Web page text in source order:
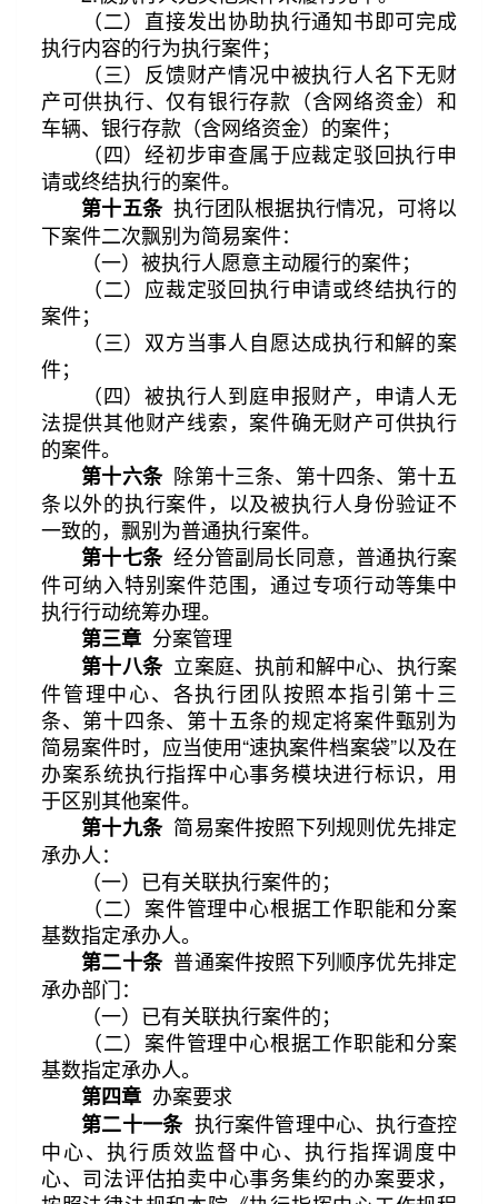
（二）直接发出协助执行通知书即可完成
执行内容的行为执行案件；
（三）反馈财产情况中被执行人名下无财
产可供执行、仅有银行存款（含网络资金）和
车辆、银行存款（含网络资金）的案件；
（四）经初步审查属于应裁定驳回执行申
请或终结执行的案件。
第十五条执行团队根据执行情况，可将以
下案件二次飘别为简易案件：
（一）被执行人愿意主动履行的案件；
（二）应裁定驳回执行申请或终结执行的
案件；
（三）双方当事人自愿达成执行和解的案
件；
（四）被执行人到庭申报财产，申请人无
法提供其他财产线索，案件确无财产可供执行
的案件。
第十六条除第十三条、第十四条、第十五
条以外的执行案件，以及被执行人身份验证不
一致的，飘别为普通执行案件。
第十七条经分管副局长同意，普通执行案
件可纳入特别案件范围，通过专项行动等集中
执行行动统筹办理。
第三章 分案管理
第十八条立案庭、执前和解中心、执行案
件管理中心、各执行团队按照本指引第十三
条、第十四条、第十五条的规定将案件甄别为
简易案件时，应当使用“速执案件档案袋”以及在
办案系统执行指挥中心事务模块进行标识，用
于区别其他案件。
第十九条简易案件按照下列规则优先排定
承办人：
（一）已有关联执行案件的；
（二）案件管理中心根据工作职能和分案
基数指定承办人。
第二十条普通案件按照下列顺序优先排定
承办部门：
（一）已有关联执行案件的；
（二）案件管理中心根据工作职能和分案
基数指定承办人。
第四章 办案要求
第二十一条执行案件管理中心、执行查控
中心、执行质效监督中心、执行指挥调度中
心、司法评估拍卖中心事务集约的办案要求，